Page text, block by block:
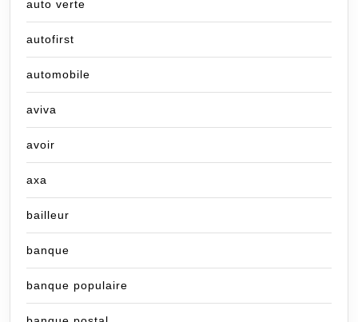
auto verte
autofirst
automobile
aviva
avoir
axa
bailleur
banque
banque populaire